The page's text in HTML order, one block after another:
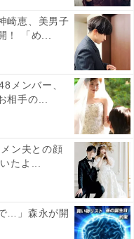
崎恵、美男子
！ 「め...
メンバー、
相手の...
ン夫との顔
たよ...
…」森永が開